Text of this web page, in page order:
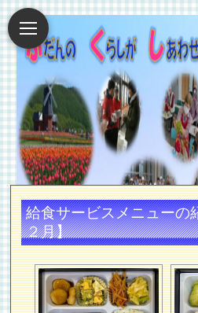
給食サービスメニューの
２月】